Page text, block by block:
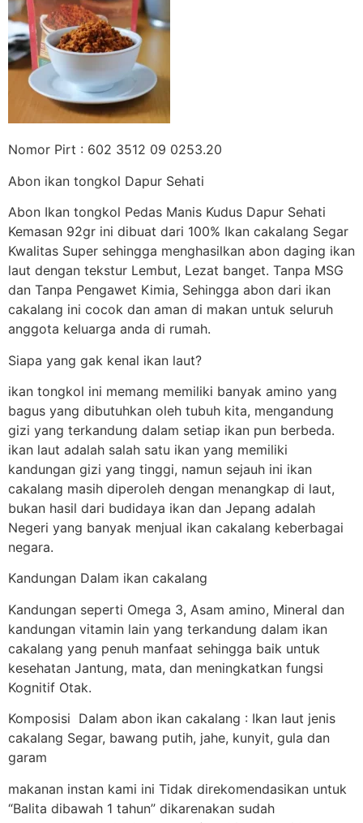
Nomor Pirt : 602 3512 09 0253.20
Abon ikan tongkol Dapur Sehati
Abon Ikan tongkol Pedas Manis Kudus Dapur Sehati
Kemasan 92gr ini dibuat dari 100% Ikan cakalang Segar
Kwalitas Super sehingga menghasilkan abon daging ikan
laut dengan tekstur Lembut, Lezat banget. Tanpa MSG
dan Tanpa Pengawet Kimia, Sehingga abon dari ikan
cakalang ini cocok dan aman di makan untuk seluruh
anggota keluarga anda di rumah.
Siapa yang gak kenal ikan laut?
ikan tongkol ini memang memiliki banyak amino yang
bagus yang dibutuhkan oleh tubuh kita, mengandung
gizi yang terkandung dalam setiap ikan pun berbeda.
ikan laut adalah salah satu ikan yang memiliki
kandungan gizi yang tinggi, namun sejauh ini ikan
cakalang masih diperoleh dengan menangkap di laut,
bukan hasil dari budidaya ikan dan Jepang adalah
Negeri yang banyak menjual ikan cakalang keberbagai
negara.
Kandungan Dalam ikan cakalang
Kandungan seperti Omega 3, Asam amino, Mineral dan
kandungan vitamin lain yang terkandung dalam ikan
cakalang yang penuh manfaat sehingga baik untuk
kesehatan Jantung, mata, dan meningkatkan fungsi
Kognitif Otak.
Komposisi Dalam abon ikan cakalang : Ikan laut jenis
cakalang Segar, bawang putih, jahe, kunyit, gula dan
garam
makanan instan kami ini Tidak direkomendasikan untuk
“Balita dibawah 1 tahun” dikarenakan sudah